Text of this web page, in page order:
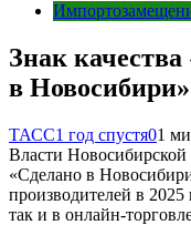
Знак
в Новосибири»
ТАСС1 год спустя01
Власти Новосибирской
«Сделано в
производителей в
так и в онлайн-